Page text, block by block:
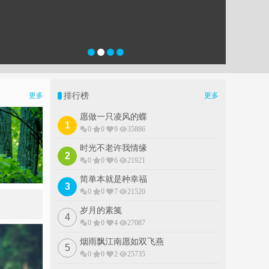
更多
木心
排行榜 更多
愿做一只凌风的蝶
0 0 9 35886
时光不老许我情缘
0 0 6 21921
简单本就是种幸福
0 0 7 21520
岁月的素䇳
0 0 4 27087
烟雨飘江南愿如双飞燕
0 0 2 25735
1
2
3
4
5